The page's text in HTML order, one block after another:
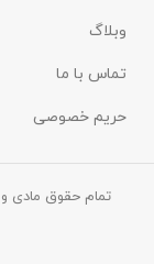
وبلاگ
تماس با ما
حریم خصوصی
تمام حقوق مادی و